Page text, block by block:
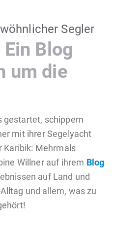
Segler
Blog
um die
gestartet, schippern
mit ihrer Segelyacht
Karibik: Mehrmals
Willner auf ihrem Blog
auf Land und
und allem, was zu